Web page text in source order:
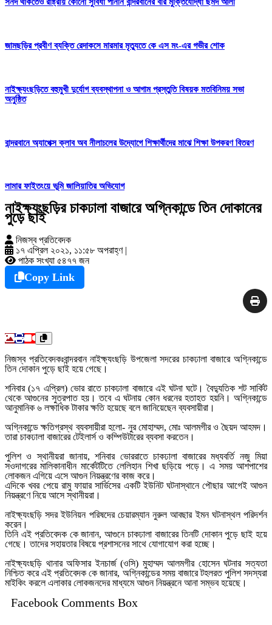
জামছড়ির প্রবীণ ব্যক্তি রেদাকসে মারমার মৃত্যুতে কে এস মং-এর গভীর শোক
নাইক্ষ্যংছড়িতে বহুমুখী দুর্যোগ ব্যবস্থাপনা ও আগাম প্রস্তুতি বিষয়ক মতবিনিময় সভা
অনুষ্ঠিত
বান্দরবানে অ্যাপেক্স ক্লাব অব নীলাচলের উদ্যোগে শিক্ষার্থীদের মাঝে শিক্ষা উপকরণ বিতরণ
লামার ফাইতংয়ে ভূমি জালিয়াতির অভিযোগ
নাইক্ষ্যংছড়ির চাকঢালা বাজারে অগ্নিকান্ডে তিন দোকানের
পুড়ে ছাই
নিজস্ব প্রতিবেদক
১৭ এপ্রিল ২০২১, ১১:৫৮ অপরাহ্ণ |
পাঠক সংখ্যা ৫৪৭৭ জন
Copy Link
নিজস্ব প্রতিবেদকঃবান্দরবান নাইক্ষ্যংছড়ি উপজেলা সদরের চাকঢালা বাজারে অগ্নিকান্ডে
তিন দোকান পুড়ে ছাই হয়ে গেছে।
শনিবার (১৭ এপ্রিল) ভোর রাতে চাকঢালা বাজারে এই ঘটনা ঘটে। বৈদ্যুতিক শট সার্কিট
থেকে আগুনের সুত্রপাত হয়। তবে এ ঘটনায় কোন ধরনের হতাহত হয়নি। অগ্নিকান্ডে
আনুমানিক ৬ লক্ষাধিক টাকার ক্ষতি হয়েছে বলে জানিয়েছেন ব্যবসায়ীরা।
অগ্নিকান্ডে ক্ষতিগ্রস্থ ব্যবসায়ীরা হলো- নুর মোহাম্মদ, মোঃ আলমগীর ও ছৈয়দ আহমদ।
তারা চাকঢালা বাজারের টেইলার্স ও কম্পিউটারের ব্যবসা করতেন।
পুলিশ ও স্থানীয়রা জানায়, শনিবার ভোররাতে চাকঢালা বাজারের মধ্যবর্তি নজু মিয়া
সওদাগরের মালিকানাধীন মার্কেটটিতে লেলিহান শিখা ছড়িয়ে পড়ে। এ সময় আশপাশের
লোকজন এগিয়ে এসে আগুন নিয়ন্ত্রণের কাজ করে।
এদিকে খবর পেয়ে রামু ফায়ার সার্ভিসের একটি ইউনিট ঘটনাস্থানে পৌছার আগেই আগুন
নিয়ন্ত্রণে নিয়ে আসে স্থানীয়রা।
নাইক্ষ্যংছড়ি সদর ইউনিয়ন পরিষদের চেয়ারম্যান নুরুল আবছার ইমন ঘটনাস্থল পরিদর্শন
করেন।
তিনি এই প্রতিবেদক কে জানান, আগুনে চাকঢালা বাজারের তিনটি দোকান পুড়ে ছাই হয়ে
গেছে। তাদের সহায়তার বিষয়ে প্রশাসনের সাথে যোগাযোগ করা হচ্ছে।
নাইক্ষ্যংছড়ি থানার অফিসার ইনচার্জ (ওসি) মুহাম্মদ আলমগীর হোসেন ঘটনার সত্যতা
নিশ্চিত করে এই প্রতিবেদক কে জানার, অগ্নিকান্ডের সময় বাজারে টহলরত পুলিশ সদস্যরা
মাইকিং করলে এলাকার লোকজনদের মাধ্যমে আগুন নিয়ন্ত্রনে আনা সম্ভব হয়েছে।
Facebook Comments Box